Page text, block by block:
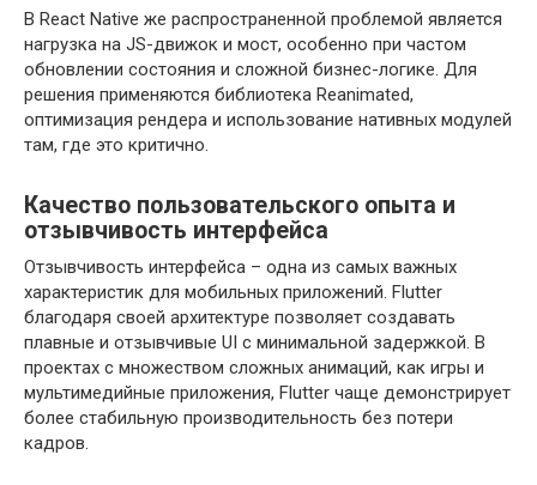
В React Native же распространенной проблемой является
нагрузка на JS-движок и мост, особенно при частом
обновлении состояния и сложной бизнес-логике. Для
решения применяются библиотека Reanimated,
оптимизация рендера и использование нативных модулей
там, где это критично.
Качество пользовательского опыта и
отзывчивость интерфейса
Отзывчивость интерфейса – одна из самых важных
характеристик для мобильных приложений. Flutter
благодаря своей архитектуре позволяет создавать
плавные и отзывчивые UI с минимальной задержкой. В
проектах с множеством сложных анимаций, как игры и
мультимедийные приложения, Flutter чаще демонстрирует
более стабильную производительность без потери
кадров.